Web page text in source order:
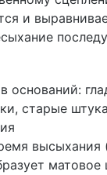
и
оснований:
старые
высыхания
матовое